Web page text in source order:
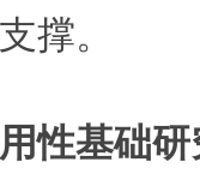
撑。
性基础